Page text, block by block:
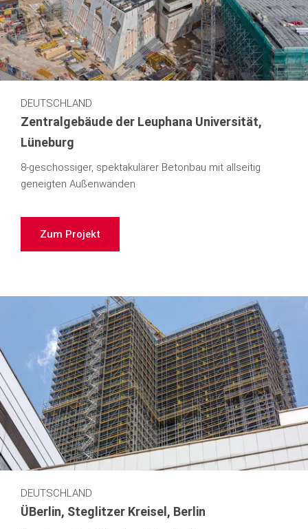
DEUTSCHLAND
Zentralgebäude der Leuphana Universität,
Lüneburg
8-geschossiger, spektakulärer Betonbau mit allseitig
geneigten Außenwänden
Zum Projekt
DEUTSCHLAND
ÜBerlin, Steglitzer Kreisel, Berlin